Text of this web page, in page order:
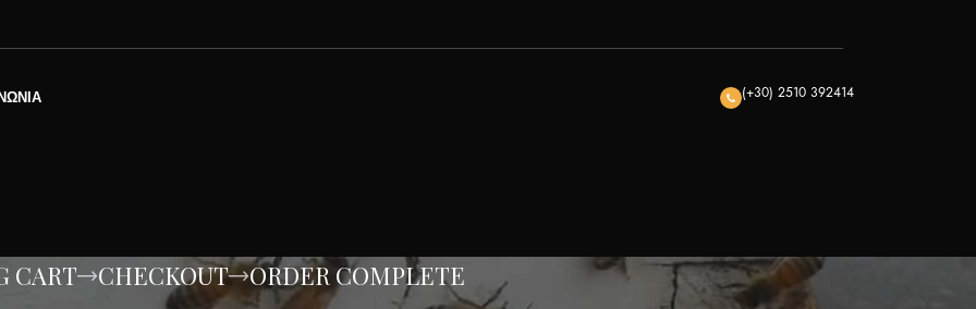
(+30) 2510 392414
CART CHECKOUT ORDER COMPLETE